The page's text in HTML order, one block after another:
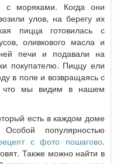
с моряками. Когда они
улов, на берегу их
пицца готовилась с
оливкового масла и
печи и подавали на
покупателю. Пиццу ели
в поле и возвращаясь с
мы видим в нашем
есть в каждом доме
популярностью
с фото пошагово.
Также можно найти в